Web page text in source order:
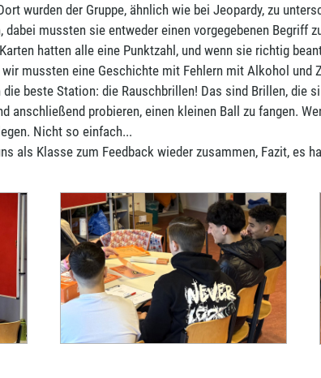
wurden der Gruppe, ähnlich wie bei Jeopardy, zu
dabei mussten sie entweder einen vorgegebenen
hatten alle eine Punktzahl, und wenn sie richtig
mussten eine Geschichte mit Fehlern mit Alkohol
beste Station: die Rauschbrillen! Das sind Brillen,
anschließend probieren, einen kleinen Ball zu fangen.
Nicht so einfach...
als Klasse zum Feedback wieder zusammen, Fazit, es